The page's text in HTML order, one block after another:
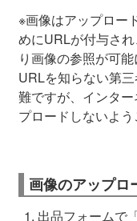
※画像はアップロー
めにURLが付与さ
り画像の参照が可
URLを知らない第
難ですが、インタ
プロードしないよう
画像のアップロ
出品フォームで